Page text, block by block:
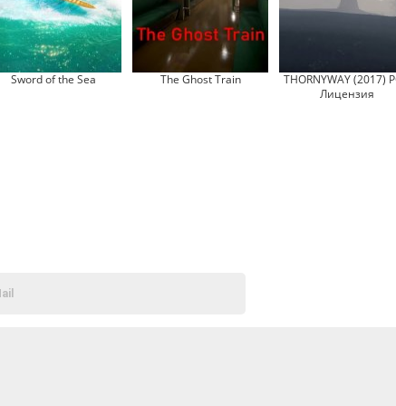
Sword of the Sea The Ghost Train
THORNYWAY (2017)
Лицензия